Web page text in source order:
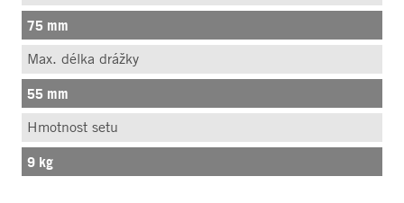
75 mm
Max. délka drážky
55 mm
Hmotnost setu
9 kg